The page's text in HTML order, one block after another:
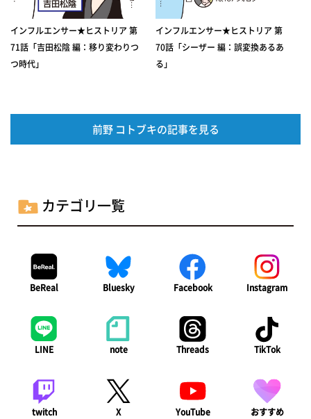
インフルエンサー★ヒストリア 第
71話「吉田松陰 編：移り変わりつ
つ時代」
インフルエンサー★ヒストリア 第
70話「シーザー 編：誤変換あるあ
る」
前野 コトブキの記事を見る
カテゴリ一覧
BeReal Bluesky Facebook Instagram
LINE note Threads TikTok
twitch X YouTube おすすめ